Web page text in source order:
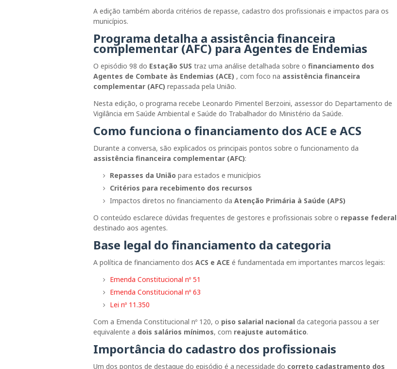
A edição também aborda critérios de repasse, cadastro dos profissionais e impactos para os
municípios.
Programa detalha a assistência financeira
complementar (AFC) para Agentes de Endemias
O episódio 98 do Estação SUS traz uma análise detalhada sobre o financiamento dos
Agentes de Combate às Endemias (ACE) , com foco na assistência financeira
complementar (AFC) repassada pela União.
Nesta edição, o programa recebe Leonardo Pimentel Berzoini, assessor do Departamento de
Vigilância em Saúde Ambiental e Saúde do Trabalhador do Ministério da Saúde.
Como funciona o financiamento dos ACE e ACS
Durante a conversa, são explicados os principais pontos sobre o funcionamento da
assistência financeira complementar (AFC):
Repasses da União para estados e municípios
Critérios para recebimento dos recursos
Impactos diretos no financiamento da Atenção Primária à Saúde (APS)
O conteúdo esclarece dúvidas frequentes de gestores e profissionais sobre o repasse federal
destinado aos agentes.
Base legal do financiamento da categoria
A política de financiamento dos ACS e ACE é fundamentada em importantes marcos legais:
Emenda Constitucional nº 51
Emenda Constitucional nº 63
Lei nº 11.350
Com a Emenda Constitucional nº 120, o piso salarial nacional da categoria passou a ser
equivalente a dois salários mínimos, com reajuste automático.
Importância do cadastro dos profissionais
Um dos pontos de destaque do episódio é a necessidade do correto cadastramento dos